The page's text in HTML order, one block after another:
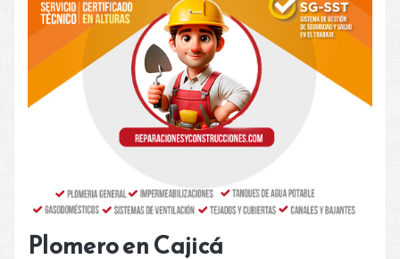
Plomero en Cajicá